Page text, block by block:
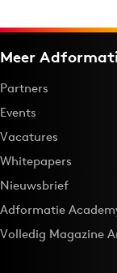
Meer
Partners
Events
Vacatures
Whitepapers
Nieuwsbrief
Adformatie
Volledig Magazine